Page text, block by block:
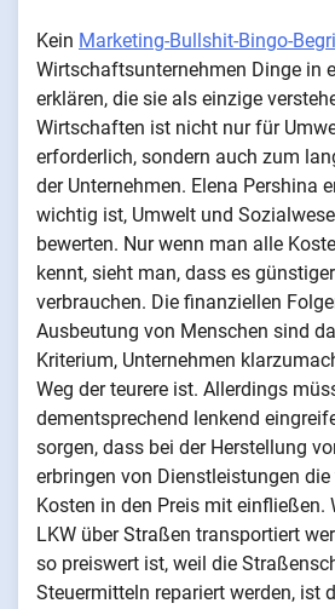
Kein Marketing-Bullshit-Bingo-
Wirtschaftsunternehmen Dinge in
erklären, die sie als einzige
Wirtschaften ist nicht nur für
erforderlich, sondern auch zum
der Unternehmen. Elena Pershina
wichtig ist, Umwelt und
bewerten. Nur wenn man alle
kennt, sieht man, dass es
verbrauchen. Die finanziellen
Ausbeutung von Menschen sind
Kriterium, Unternehmen
Weg der teurere ist. Allerdings
dementsprechend lenkend
sorgen, dass bei der Herstellung
erbringen von Dienstleistungen
Kosten in den Preis mit einfließen.
LKW über Straßen transportiert
so preiswert ist, weil die
Steuermitteln repariert werden, ist